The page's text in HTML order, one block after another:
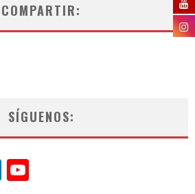
COMPARTIR:
SÍGUENOS:
LinkedIn